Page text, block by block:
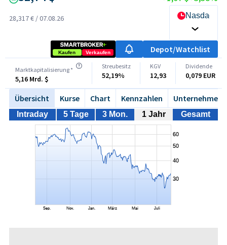
28,317 € /07.08.26 Nasdaq
Kaufen Verkaufen Depot/Watchlist
Marktkapitalisierung *
5,16 Mrd. $
Streubesitz
52,19%
KGV
12,93
Dividende
0,079 EUR
Übersicht Kurse Chart Kennzahlen Unternehmen
Intraday 5 Tage 3 Mon. 1 Jahr Gesamt